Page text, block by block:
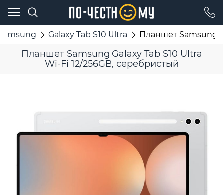
Galaxy Tab S10 Ultra Планшет Samsung
Планшет Samsung Galaxy Tab S10 Ultra
Wi-Fi 12/256GB, серебристый